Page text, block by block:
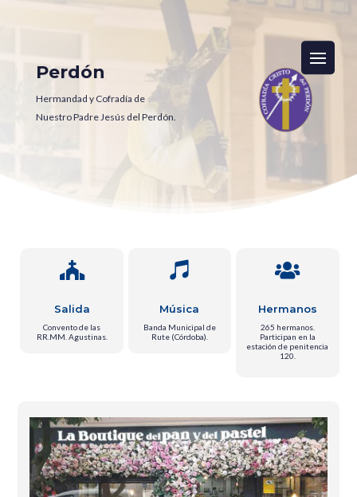
Perdón
Hermandad y Cofradía de
Nuestro Padre Jesús del Perdón.

Salida
Convento de las
RR.MM. Agustinas.

Música
Banda Municipal de
Rute (Córdoba).

Hermanos
265 hermanos.
Participan en la
estación de penitencia
120.